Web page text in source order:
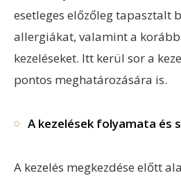
esetleges előzőleg tapasztalt
allergiákat, valamint a
kezeléseket. Itt kerül sor a
pontos meghatározására is.
A kezelések folyamata és
A kezelés megkezdése előtt